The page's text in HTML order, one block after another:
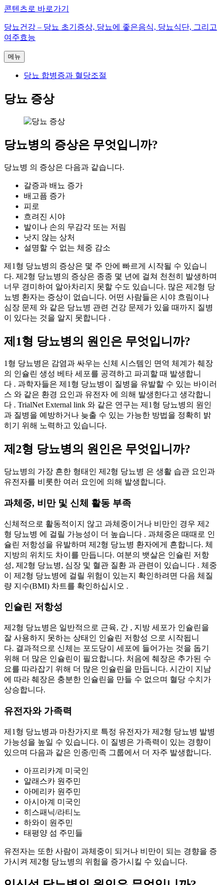
콘텐츠로 바로가기
당뇨건강 – 당뇨 초기증상, 당뇨에 좋은음식, 당뇨식단, 그리고
여주효능
메뉴
당뇨 합병증과 혈당조절
당뇨 증상
당뇨병의 증상은 무엇입니까?
당뇨병 의 증상은 다음과 같습니다.
갈증과 배뇨 증가
배고픔 증가
피로
흐려진 시야
발이나 손의 무감각 또는 저림
낫지 않는 상처
설명할 수 없는 체중 감소
제1형 당뇨병의 증상은 몇 주 안에 빠르게 시작될 수 있습니
다. 제2형 당뇨병의 증상은 종종 몇 년에 걸쳐 천천히 발생하며
너무 경미하여 알아차리지 못할 수도 있습니다. 많은 제2형 당
뇨병 환자는 증상이 없습니다. 어떤 사람들은 시야 흐림이나
심장 문제 와 같은 당뇨병 관련 건강 문제가 있을 때까지 질병
이 있다는 것을 알지 못합니다 .
제1형 당뇨병의 원인은 무엇입니까?
1형 당뇨병은 감염과 싸우는 신체 시스템인 면역 체계가 췌장
의 인슐린 생성 베타 세포를 공격하고 파괴할 때 발생합니
다 . 과학자들은 제1형 당뇨병이 질병을 유발할 수 있는 바이러
스 와 같은 환경 요인과 유전자 에 의해 발생한다고 생각합니
다 . TrialNet External link 와 같은 연구는 제1형 당뇨병의 원인
과 질병을 예방하거나 늦출 수 있는 가능한 방법을 정확히 밝
히기 위해 노력하고 있습니다.
제2형 당뇨병의 원인은 무엇입니까?
당뇨병의 가장 흔한 형태인 제2형 당뇨병 은 생활 습관 요인과
유전자를 비롯한 여러 요인에 의해 발생합니다.
과체중, 비만 및 신체 활동 부족
신체적으로 활동적이지 않고 과체중이거나 비만인 경우 제2
형 당뇨병 에 걸릴 가능성이 더 높습니다 . 과체중은 때때로 인
슐린 저항성을 유발하며 제2형 당뇨병 환자에게 흔합니다. 체
지방의 위치도 차이를 만듭니다. 여분의 뱃살은 인슐린 저항
성, 제2형 당뇨병, 심장 및 혈관 질환 과 관련이 있습니다 . 체중
이 제2형 당뇨병에 걸릴 위험이 있는지 확인하려면 다음 체질
량 지수(BMI) 차트를 확인하십시오 .
인슐린 저항성
제2형 당뇨병은 일반적으로 근육, 간 , 지방 세포가 인슐린을
잘 사용하지 못하는 상태인 인슐린 저항성 으로 시작됩니
다. 결과적으로 신체는 포도당이 세포에 들어가는 것을 돕기
위해 더 많은 인슐린이 필요합니다. 처음에 췌장은 추가된 수
요를 따라잡기 위해 더 많은 인슐린을 만듭니다. 시간이 지남
에 따라 췌장은 충분한 인슐린을 만들 수 없으며 혈당 수치가
상승합니다.
유전자와 가족력
제1형 당뇨병과 마찬가지로 특정 유전자가 제2형 당뇨병 발병
가능성을 높일 수 있습니다. 이 질병은 가족력이 있는 경향이
있으며 다음과 같은 인종/민족 그룹에서 더 자주 발생합니다.
아프리카계 미국인
알래스카 원주민
아메리카 원주민
아시아계 미국인
히스패닉/라티노
하와이 원주민
태평양 섬 주민들
유전자는 또한 사람이 과체중이 되거나 비만이 되는 경향을 증
가시켜 제2형 당뇨병의 위험을 증가시킬 수 있습니다.